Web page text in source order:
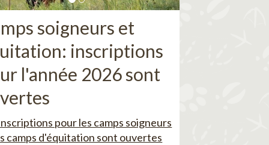
soigneurs et
inscriptions
l'année 2026 sont
pour les camps soigneurs
camps d'équitation sont ouvertes